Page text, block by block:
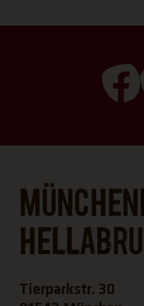
Tierparkstr. 30